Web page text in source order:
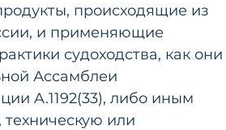
происходящие из
и применяющие
судоходства, как они
Ассамблеи
A.1192(33), либо иным
или